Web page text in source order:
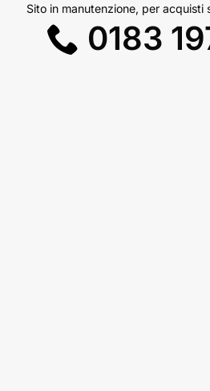
Sito in manutenzione, per acquisti
0183